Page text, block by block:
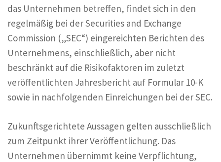
das Unternehmen betreffen, findet sich in den
regelmäßig bei der Securities and Exchange
Commission („SEC“) eingereichten Berichten des
Unternehmens, einschließlich, aber nicht
beschränkt auf die Risikofaktoren im zuletzt
veröffentlichten Jahresbericht auf Formular 10-K
sowie in nachfolgenden Einreichungen bei der SEC.
Zukunftsgerichtete Aussagen gelten ausschließlich
zum Zeitpunkt ihrer Veröffentlichung. Das
Unternehmen übernimmt keine Verpflichtung,